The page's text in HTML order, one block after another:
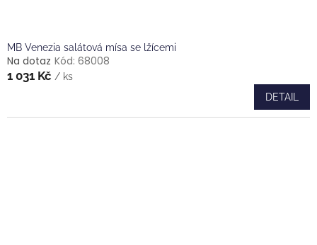
MB Venezia salátová mísa se lžícemi
Na dotaz Kód: 68008
1 031 Kč / ks
DETAIL